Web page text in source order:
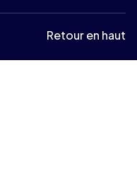
Retour en haut